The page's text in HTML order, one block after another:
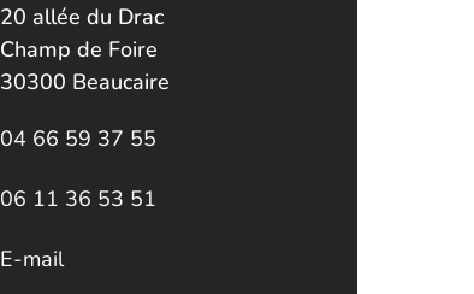
20 allée du Drac
Champ de Foire
30300 Beaucaire
04 66 59 37 55
06 11 36 53 51
E-mail